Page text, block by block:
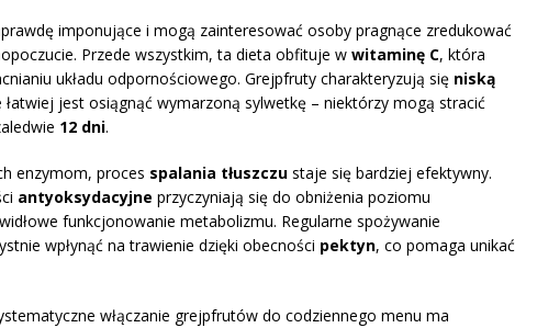
imponujące i mogą zainteresować osoby pragnące zredukować
Przede wszystkim, ta dieta obfituje w witaminę C, która
układu odpornościowego. Grejpfruty charakteryzują się niską
łatwiej jest osiągnąć wymarzoną sylwetkę – niektórzy mogą stracić
12 dni.
enzymom, proces spalania tłuszczu staje się bardziej efektywny.
antyoksydacyjne przyczyniają się do obniżenia poziomu
funkcjonowanie metabolizmu. Regularne spożywanie
wpłynąć na trawienie dzięki obecności pektyn, co pomaga unikać
włączanie grejpfrutów do codziennego menu ma